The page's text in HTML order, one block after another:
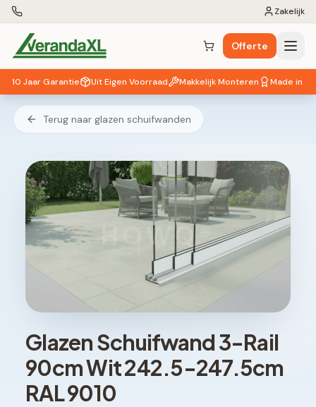
Zakelijk
Winkelwagen ( 0 items)
Offerte
10 Jaar Garantie Uit Eigen Voorraad Makkelijk Monteren Made in EU
Terug naar glazen schuifwanden
HOWQ®
Glazen Schuifwand 3-Rail
90cm Wit 242.5-247.5cm
RAL 9010